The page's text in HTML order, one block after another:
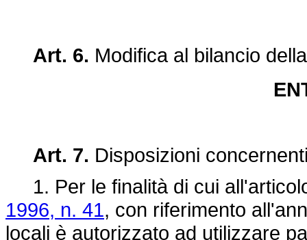
Art. 6. Modifica al bilancio
Art. 7. Disposizioni
1. Per le finalità di cui
1996, n. 41, con riferimento
locali è autorizzato ad utilizzare